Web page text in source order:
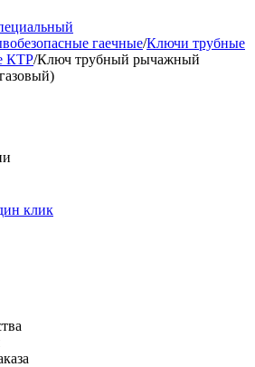
гаечные/Ключи трубные
КТР/Ключ трубный рычажный
клик